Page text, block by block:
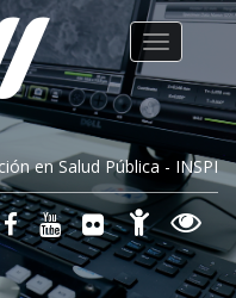
en Salud Pública - INSPI
Toggle